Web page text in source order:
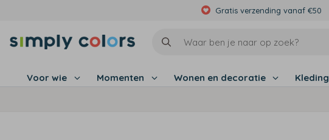
Gratis verzending vanaf €50
Voor wie Momenten Wonen en decoratie Kleding